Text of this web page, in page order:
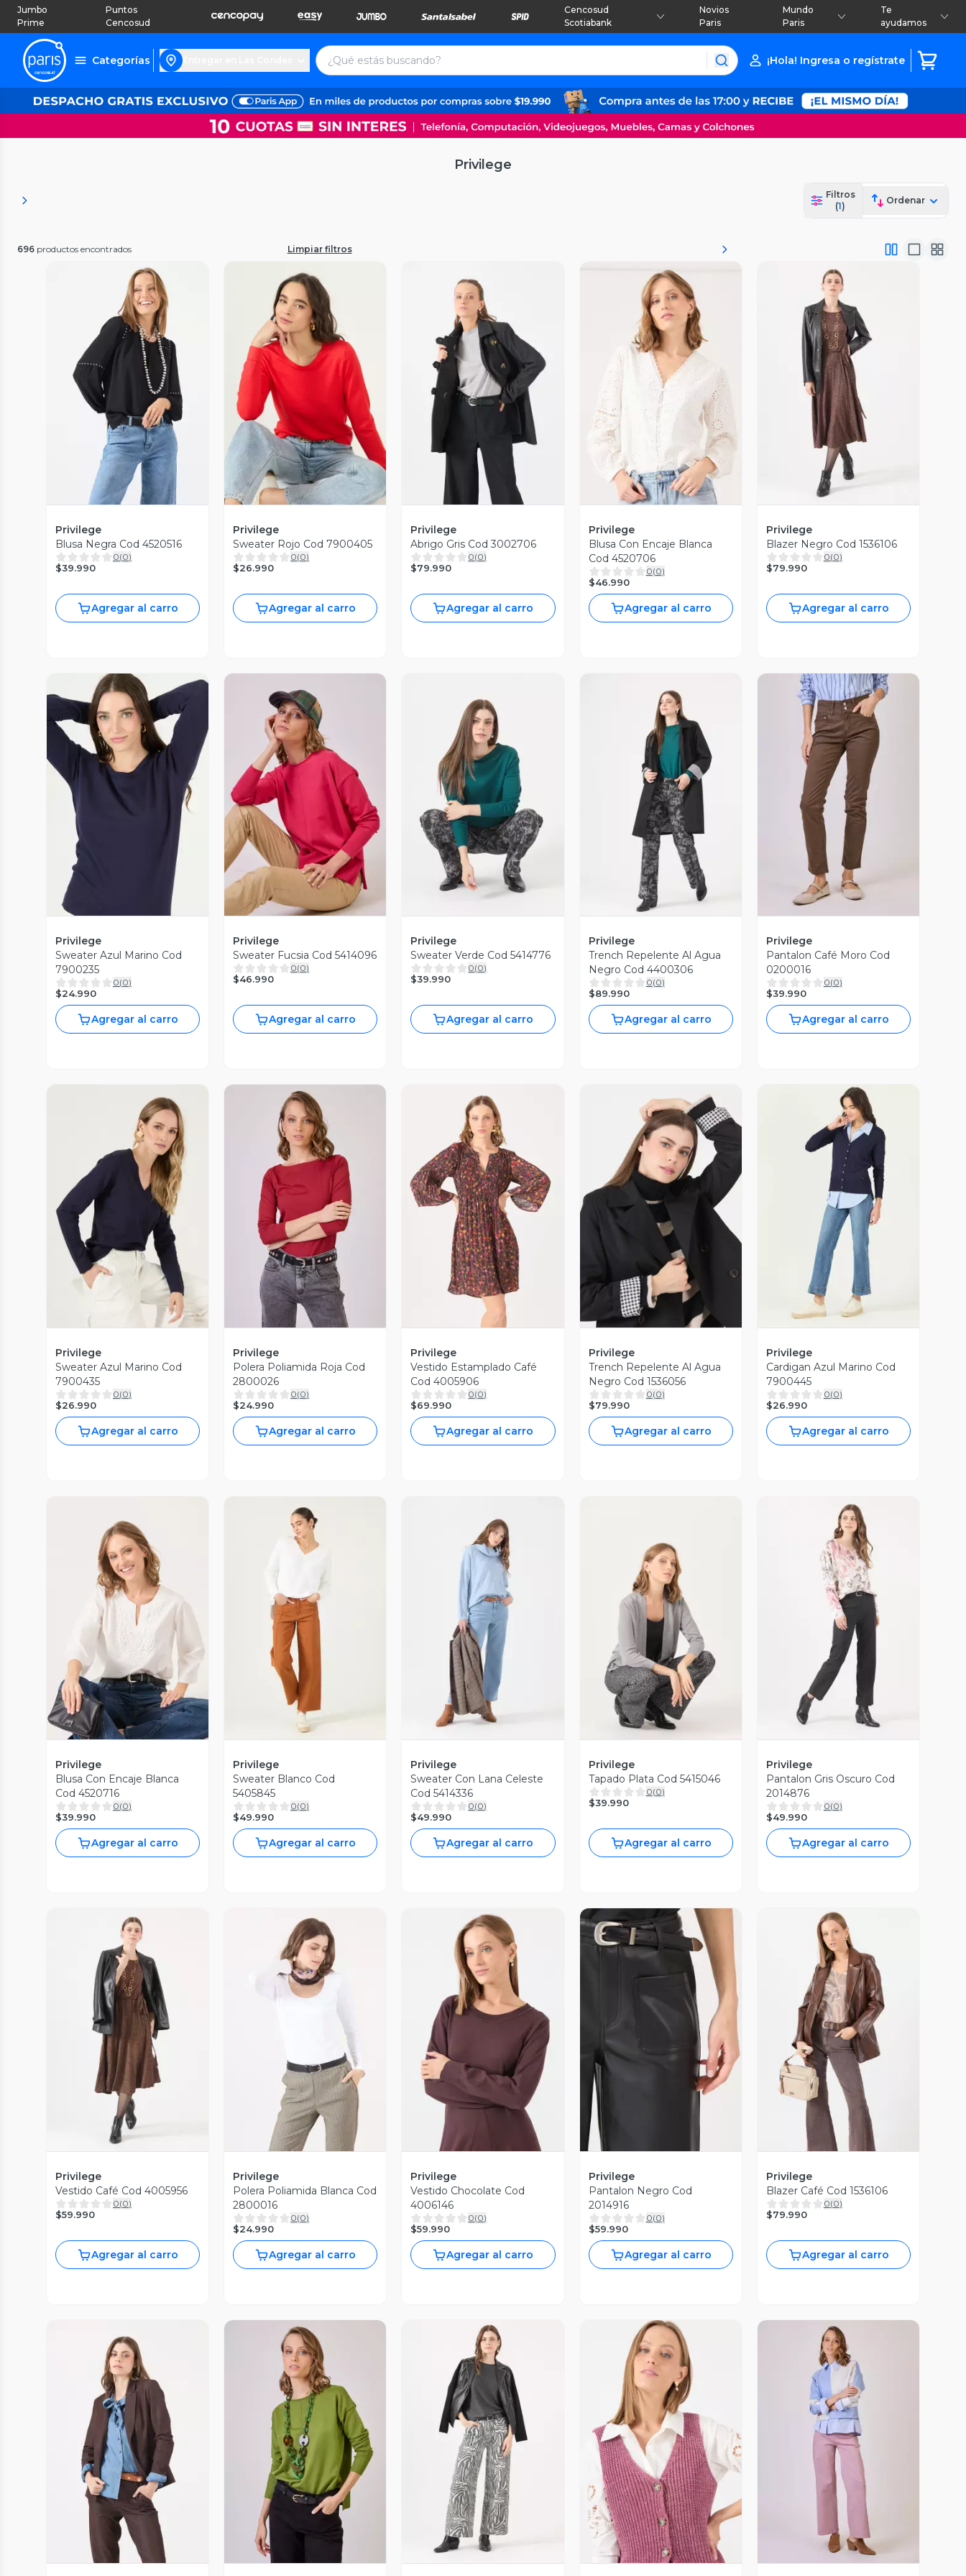
Jumbo
Prime
Puntos
Cencosud
Cencosud
Scotiabank
Novios
Paris
Mundo
Paris
Te
ayudamos
Categorías ¡Hola! Ingresa o regístrate
Privilege
Filtros
(1)
Ordenar
696 productos encontrados Limpiar filtros
Vista Previa
Privilege
Blusa Negra Cod 4520516
0(0)
$39.990
Agregar al carro
Vista Previa
Privilege
Sweater Rojo Cod 7900405
0(0)
$26.990
Agregar al carro
Vista Previa
Privilege
Abrigo Gris Cod 3002706
0(0)
$79.990
Agregar al carro
Vista Previa
Privilege
Blusa Con Encaje Blanca
Cod 4520706
0(0)
$46.990
Agregar al carro
Vista Previa
Privilege
Blazer Negro Cod 1536106
0(0)
$79.990
Agregar al carro
Vista Previa
Privilege
Sweater Azul Marino Cod
7900235
0(0)
$24.990
Agregar al carro
Vista Previa
Privilege
Sweater Fucsia Cod 5414096
0(0)
$46.990
Agregar al carro
Vista Previa
Privilege
Sweater Verde Cod 5414776
0(0)
$39.990
Agregar al carro
Vista Previa
Privilege
Trench Repelente Al Agua
Negro Cod 4400306
0(0)
$89.990
Agregar al carro
Vista Previa
Privilege
Pantalon Café Moro Cod
0200016
0(0)
$39.990
Agregar al carro
Vista Previa
Privilege
Sweater Azul Marino Cod
7900435
0(0)
$26.990
Agregar al carro
Vista Previa
Privilege
Polera Poliamida Roja Cod
2800026
0(0)
$24.990
Agregar al carro
Vista Previa
Privilege
Vestido Estamplado Café
Cod 4005906
0(0)
$69.990
Agregar al carro
Vista Previa
Privilege
Trench Repelente Al Agua
Negro Cod 1536056
0(0)
$79.990
Agregar al carro
Vista Previa
Privilege
Cardigan Azul Marino Cod
7900445
0(0)
$26.990
Agregar al carro
Vista Previa
Privilege
Blusa Con Encaje Blanca
Cod 4520716
0(0)
$39.990
Agregar al carro
Vista Previa
Privilege
Sweater Blanco Cod
5405845
0(0)
$49.990
Agregar al carro
Vista Previa
Privilege
Sweater Con Lana Celeste
Cod 5414336
0(0)
$49.990
Agregar al carro
Vista Previa
Privilege
Tapado Plata Cod 5415046
0(0)
$39.990
Agregar al carro
Vista Previa
Privilege
Pantalon Gris Oscuro Cod
2014876
0(0)
$49.990
Agregar al carro
Vista Previa
Privilege
Vestido Café Cod 4005956
0(0)
$59.990
Agregar al carro
Privilege
Polera Poliamida Blanca Cod
2800016
0(0)
$24.990
Agregar al carro
Privilege
Vestido Chocolate Cod
4006146
0(0)
$59.990
Agregar al carro
Vista Previa
Privilege
Pantalon Negro Cod
2014916
0(0)
$59.990
Agregar al carro
Vista Previa
Privilege
Blazer Café Cod 1536106
0(0)
$79.990
Agregar al carro
Vista Previa Vista Previa Vista Previa Vista Previa Vista Previa